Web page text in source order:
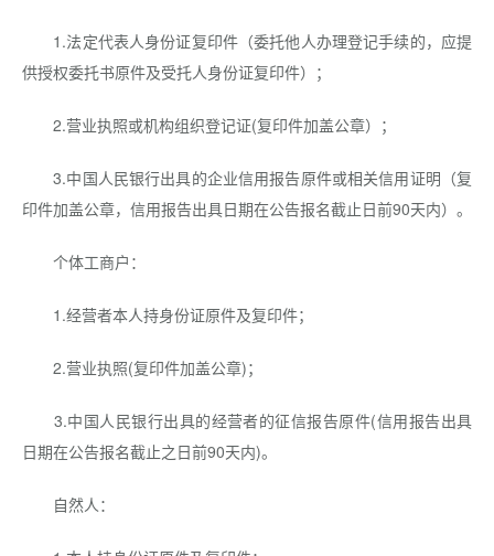
1.法定代表人身份证复印件（委托他人办理登记手续的，应提
供授权委托书原件及受托人身份证复印件）；
2.营业执照或机构组织登记证(复印件加盖公章）；
3.中国人民银行出具的企业信用报告原件或相关信用证明（复
印件加盖公章，信用报告出具日期在公告报名截止日前90天内）。
个体工商户：
1.经营者本人持身份证原件及复印件；
2.营业执照(复印件加盖公章)；
3.中国人民银行出具的经营者的征信报告原件(信用报告出具
日期在公告报名截止之日前90天内)。
自然人：